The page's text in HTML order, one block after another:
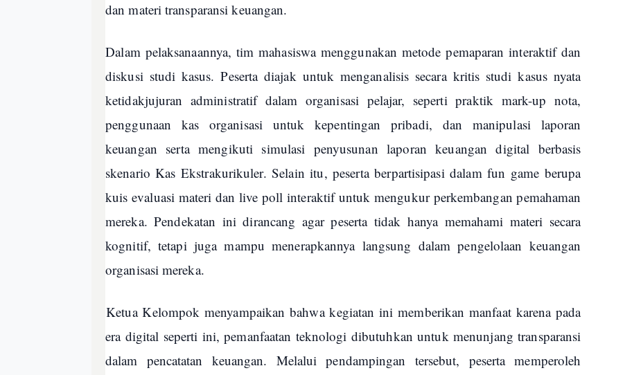
dan materi transparansi keuangan.
Dalam pelaksanaannya, tim mahasiswa menggunakan metode pemaparan interaktif dan
diskusi studi kasus. Peserta diajak untuk menganalisis secara kritis studi kasus nyata
ketidakjujuran administratif dalam organisasi pelajar, seperti praktik mark-up nota,
penggunaan kas organisasi untuk kepentingan pribadi, dan manipulasi laporan
keuangan serta mengikuti simulasi penyusunan laporan keuangan digital berbasis
skenario Kas Ekstrakurikuler. Selain itu, peserta berpartisipasi dalam fun game berupa
kuis evaluasi materi dan live poll interaktif untuk mengukur perkembangan pemahaman
mereka. Pendekatan ini dirancang agar peserta tidak hanya memahami materi secara
kognitif, tetapi juga mampu menerapkannya langsung dalam pengelolaan keuangan
organisasi mereka.
Ketua Kelompok menyampaikan bahwa kegiatan ini memberikan manfaat karena pada
era digital seperti ini, pemanfaatan teknologi dibutuhkan untuk menunjang transparansi
dalam pencatatan keuangan. Melalui pendampingan tersebut, peserta memperoleh